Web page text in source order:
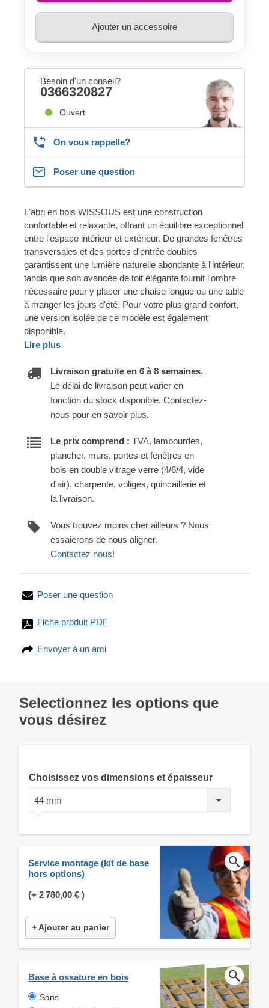
Ajouter un accessoire
Besoin d'un conseil?
0366320827
Ouvert
On vous rappelle?
Poser une question
L'abri en bois WISSOUS est une construction
confortable et relaxante, offrant un équilibre exceptionnel
entre l'espace intérieur et extérieur. De grandes fenêtres
transversales et des portes d'entrée doubles
garantissent une lumière naturelle abondante à l'intérieur,
tandis que son avancée de toit élégante fournit l'ombre
nécessaire pour y placer une chaise longue ou une table
à manger les jours d'été. Pour votre plus grand confort,
une version isolée de ce modèle est également
disponible.
Lire plus
Livraison gratuite en 6 à 8 semaines.
Le délai de livraison peut varier en
fonction du stock disponible. Contactez-
nous pour en savoir plus.
Le prix comprend : TVA, lambourdes,
plancher, murs, portes et fenêtres en
bois en double vitrage verre (4/6/4, vide
d'air), charpente, voliges, quincaillerie et
la livraison.
Vous trouvez moins cher ailleurs ? Nous
essaierons de nous aligner.
Contactez nous!
Poser une question
Fiche produit PDF
Envoyer à un ami
Selectionnez les options que
vous désirez
Choisissez vos dimensions et épaisseur
44 mm
Service montage (kit de base
hors options)
(+ 2 780,00 € )
+ Ajouter au panier
Base à ossature en bois
Sans